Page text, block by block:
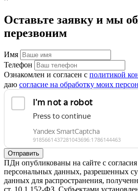
Оставьте заявку и мы
перезвоним
Имя
Телефон
Ознакомлен и согласен с политикой
даю согласие на обработку моих
Отправить
ПДн опубликованы на сайте с
персональных данных, разрешенных
данных для распространения,
ст. 10.1 152-ФЗ. Субъектами